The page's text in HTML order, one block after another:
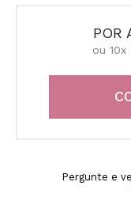
POR
ou 10x
Pergunte e